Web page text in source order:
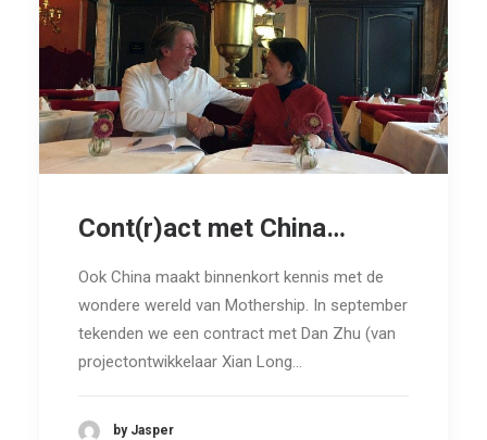
Cont(r)act met China…
Ook China maakt binnenkort kennis met de
wondere wereld van Mothership. In september
tekenden we een contract met Dan Zhu (van
projectontwikkelaar Xian Long…
by Jasper